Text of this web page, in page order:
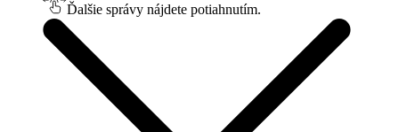
Ďalšie správy nájdete potiahnutím.